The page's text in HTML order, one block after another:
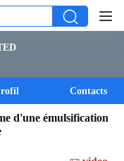
Contacts
d'une émulsification